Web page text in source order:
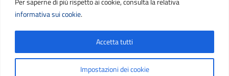
informativa sui cookie.
Impostazioni dei cookie
Accetta tutti
SEGUICI SU
Sezione Link Utili
Privacy | Cookie policy | Note legali | Contatti |